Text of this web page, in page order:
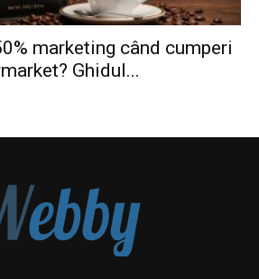
marketing când cumperi
Ghidul...